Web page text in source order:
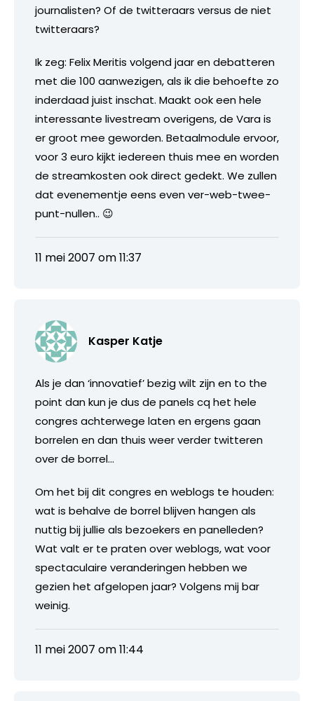
journalisten? Of de twitteraars versus de niet
twitteraars?
Ik zeg: Felix Meritis volgend jaar en debatteren
met die 100 aanwezigen, als ik die behoefte zo
inderdaad juist inschat. Maakt ook een hele
interessante livestream overigens, de Vara is
er groot mee geworden. Betaalmodule ervoor,
voor 3 euro kijkt iedereen thuis mee en worden
de streamkosten ook direct gedekt. We zullen
dat evenementje eens even ver-web-twee-
punt-nullen.. 😉
11 mei 2007 om 11:37
Kasper Katje
Als je dan ‘innovatief’ bezig wilt zijn en to the
point dan kun je dus de panels cq het hele
congres achterwege laten en ergens gaan
borrelen en dan thuis weer verder twitteren
over de borrel…
Om het bij dit congres en weblogs te houden:
wat is behalve de borrel blijven hangen als
nuttig bij jullie als bezoekers en panelleden?
Wat valt er te praten over weblogs, wat voor
spectaculaire veranderingen hebben we
gezien het afgelopen jaar? Volgens mij bar
weinig.
11 mei 2007 om 11:44